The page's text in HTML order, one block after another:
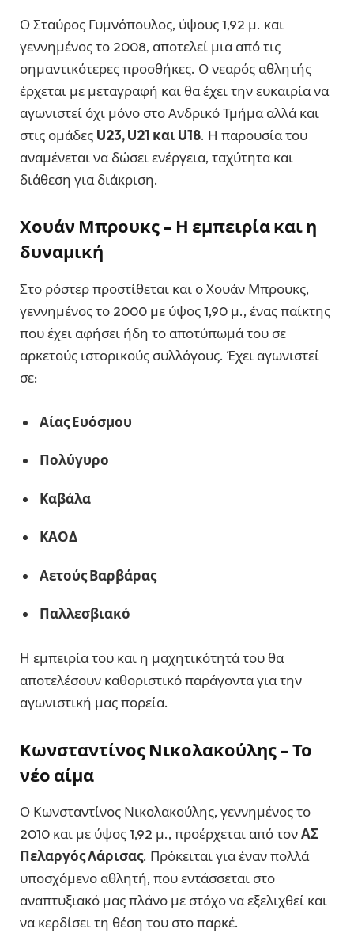
Ο Σταύρος Γυμνόπουλος, ύψους 1,92 μ. και
γεννημένος το 2008, αποτελεί μια από τις
σημαντικότερες προσθήκες. Ο νεαρός αθλητής
έρχεται με μεταγραφή και θα έχει την ευκαιρία να
αγωνιστεί όχι μόνο στο Ανδρικό Τμήμα αλλά και
στις ομάδες U23, U21 και U18. Η παρουσία του
αναμένεται να δώσει ενέργεια, ταχύτητα και
διάθεση για διάκριση.
Χουάν Μπρουκς – Η εμπειρία και η
δυναμική
Στο ρόστερ προστίθεται και ο Χουάν Μπρουκς,
γεννημένος το 2000 με ύψος 1,90 μ., ένας παίκτης
που έχει αφήσει ήδη το αποτύπωμά του σε
αρκετούς ιστορικούς συλλόγους. Έχει αγωνιστεί
σε:
Αίας Ευόσμου
Πολύγυρο
Καβάλα
ΚΑΟΔ
Αετούς Βαρβάρας
Παλλεσβιακό
Η εμπειρία του και η μαχητικότητά του θα
αποτελέσουν καθοριστικό παράγοντα για την
αγωνιστική μας πορεία.
Κωνσταντίνος Νικολακούλης – Το
νέο αίμα
Ο Κωνσταντίνος Νικολακούλης, γεννημένος το
2010 και με ύψος 1,92 μ., προέρχεται από τονΑΣ
Πελαργός Λάρισας. Πρόκειται για έναν πολλά
υποσχόμενο αθλητή, που εντάσσεται στο
αναπτυξιακό μας πλάνο με στόχο να εξελιχθεί και
να κερδίσει τη θέση του στο παρκέ.